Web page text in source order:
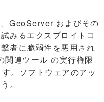
GeoServer およびその
みるエクスプロイトコ
者に脆弱性を悪用され
連ツール の実行権限
。ソフトウェアのアッ
。